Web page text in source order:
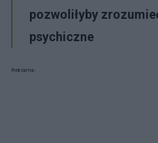
pozwoliłyby
psychiczne
Reklama: